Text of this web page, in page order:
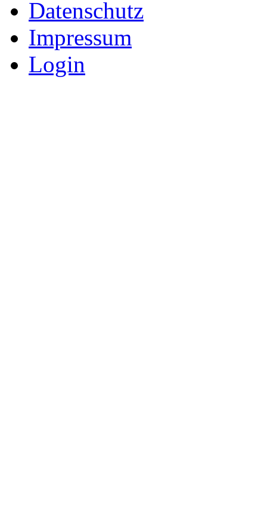
Datenschutz
Impressum
Login